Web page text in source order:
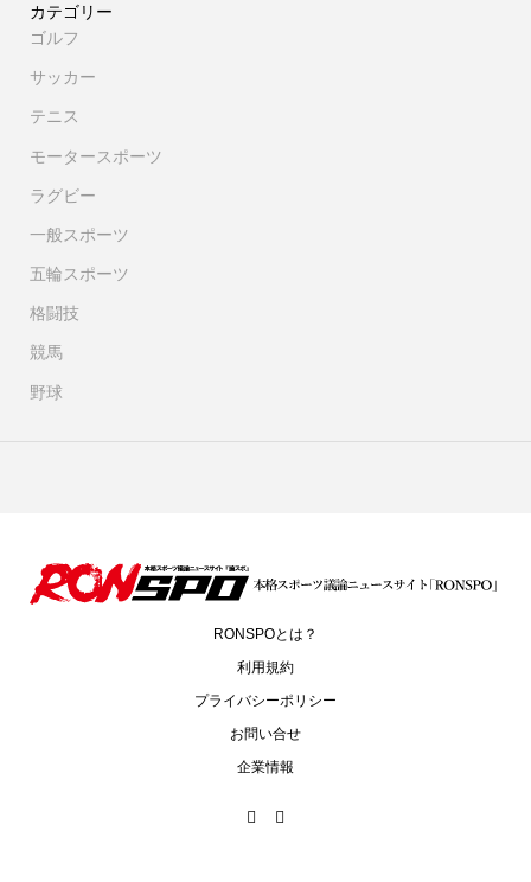
カテゴリー
ゴルフ
サッカー
テニス
モータースポーツ
ラグビー
一般スポーツ
五輪スポーツ
格闘技
競馬
野球
RONSPOとは？
利用規約
プライバシーポリシー
お問い合せ
企業情報